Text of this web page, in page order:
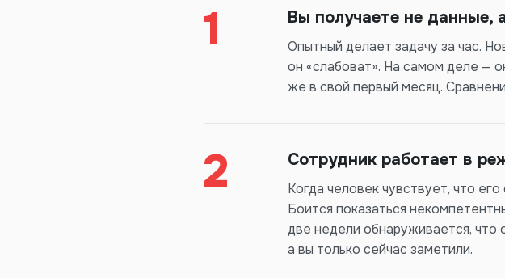
1 Вы получаете не данные,
Опытный делает задачу за час.
он «слабоват». На самом деле —
же в свой первый месяц.
2 Сотрудник работает в
Когда человек чувствует, что
Боится показаться
две недели обнаруживается, что
а вы только сейчас заметили.